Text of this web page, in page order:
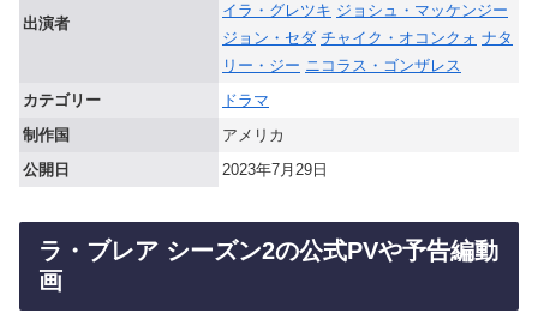
出演者
イラ・グレツキ ジョシュ・マッケンジー
ジョン・セダ チャイク・オコンクォ ナタ
リー・ジー ニコラス・ゴンザレス
カテゴリー
ドラマ
制作国
アメリカ
公開日
2023年7月29日
ラ・ブレア シーズン2の公式PVや予告編動
画